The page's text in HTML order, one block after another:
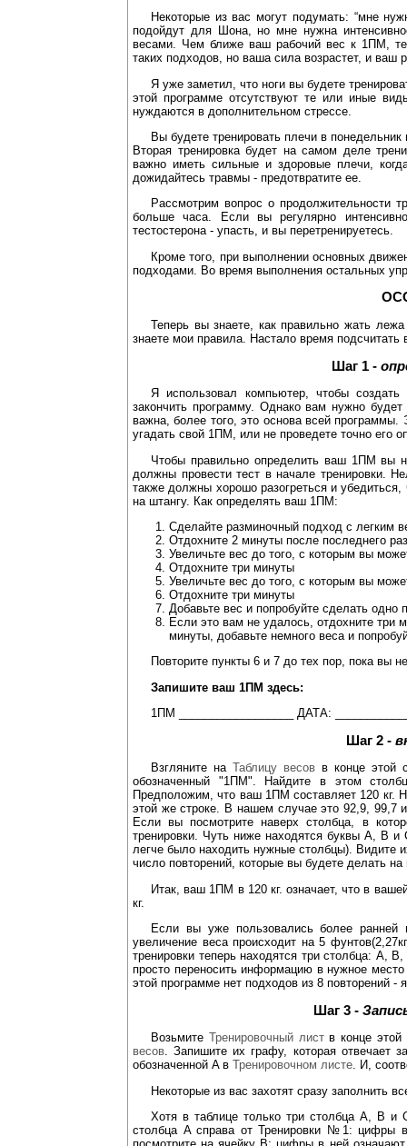
Некоторые из вас могут подумать: “мне
подойдут для Шона, но мне нужна
весами. Чем ближе ваш рабочий вес к 1ПМ,
таких подходов, но ваша сила возрастет, и ваш
Я уже заметил, что ноги вы будете
этой программе отсутствуют те или иные
нуждаются в дополнительном стрессе.
Вы будете тренировать плечи в
Вторая тренировка будет на самом деле
важно иметь сильные и здоровые плечи,
дожидайтесь травмы - предотвратите ее.
Рассмотрим вопрос о продолжительности
больше часа. Если вы регулярно
тестостерона - упасть, и вы перетренируетесь.
Кроме того, при выполнении основных
подходами. Во время выполнения остальных
Теперь вы знаете, как правильно жать
знаете мои правила. Настало время
Шаг 1 -
Я использовал компьютер, чтобы
закончить программу. Однако вам нужно
важна, более того, это основа всей
угадать свой 1ПМ, или не проведете точно его
Чтобы правильно определить ваш 1ПМ вы
должны провести тест в начале тренировки.
также должны хорошо разогреться и
на штангу. Как определять ваш 1ПМ:
Сделайте разминочный подход с легким
Отдохните 2 минуты после последнего
Увеличьте вес до того, с которым вы
Отдохните три минуты
Увеличьте вес до того, с которым вы
Отдохните три минуты
Добавьте вес и попробуйте сделать
Если это вам не удалось, отдохните три
минуты, добавьте немного веса и
Повторите пункты 6 и 7 до тех пор, пока вы
Запишите ваш 1ПМ здесь:
1ПМ __________________ ДАТА:
Шаг 2 -
Взгляните наТаблицу весов в конце этой
обозначенный "1ПМ". Найдите в этом
Предположим, что ваш 1ПМ составляет 120 кг.
этой же строке. В нашем случае это 92,9, 99,7
Если вы посмотрите наверх столбца, в
тренировки. Чуть ниже находятся буквы A, B
легче было находить нужные столбцы). Видите
число повторений, которые вы будете делать
Итак, ваш 1ПМ в 120 кг. означает, что в
кг.
Если вы уже пользовались более
увеличение веса происходит на 5
тренировки теперь находятся три столбца: A,
просто переносить информацию в нужное
этой программе нет подходов из 8 повторений
Шаг 3 -
Возьмите Тренировочный листв конце этой
весов. Запишите их графу, которая отвечает
обозначенной A в Тренировочном листе. И,
Некоторые из вас захотят сразу заполнить
Хотя в таблице только три столбца A, B и
столбца A справа от Тренировки №1: цифры